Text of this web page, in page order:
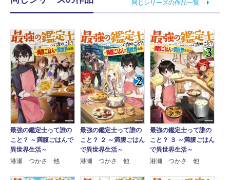
同じシリーズの作品一覧
最強の鑑定士って誰の
こと？ ～満腹ごはんで
異世界生活～
港瀬 つかさ 他
最強の鑑定士って誰の
こと？ ２ ～満腹ごはん
で異世界生活～
港瀬 つかさ 他
最強の鑑定士って誰の
こと？ ３ ～満腹ごはん
で異世界生活～
港瀬 つかさ 他